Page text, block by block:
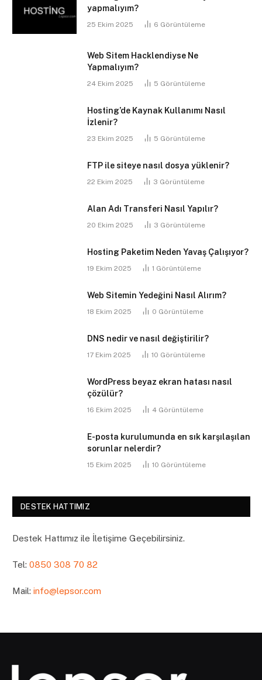
yapmalıyım?
25 Ekim 2025 6 Görüntüleme
Web Sitem Hacklendiyse Ne
Yapmalıyım?
24 Ekim 2025 5 Görüntüleme
Hosting’de Kaynak Kullanımı Nasıl
İzlenir?
23 Ekim 2025 5 Görüntüleme
FTP ile siteye nasıl dosya yüklenir?
22 Ekim 2025 3 Görüntüleme
Alan Adı Transferi Nasıl Yapılır?
20 Ekim 2025 3 Görüntüleme
Hosting Paketim Neden Yavaş Çalışıyor?
19 Ekim 2025 1 Görüntüleme
Web Sitemin Yedeğini Nasıl Alırım?
18 Ekim 2025 0 Görüntüleme
DNS nedir ve nasıl değiştirilir?
17 Ekim 2025 10 Görüntüleme
WordPress beyaz ekran hatası nasıl
çözülür?
16 Ekim 2025 4 Görüntüleme
E-posta kurulumunda en sık karşılaşılan
sorunlar nelerdir?
15 Ekim 2025 10 Görüntüleme
DESTEK HATTIMIZ
Destek Hattımız ile İletişime Geçebilirsiniz.
Tel: 0850 308 70 82
Mail: info@lepsor.com